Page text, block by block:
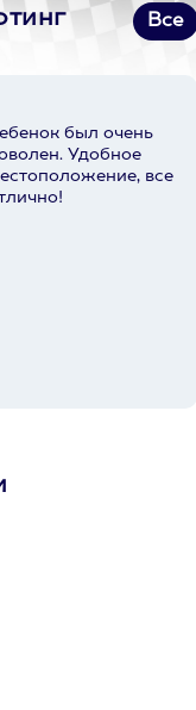
Все
был очень
Удобное
все